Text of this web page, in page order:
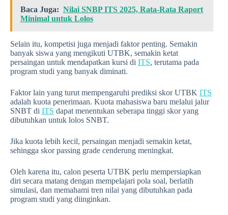
Baca Juga: Nilai SNBP ITS 2025, Rata-Rata Raport
Minimal untuk Lolos
Selain itu, kompetisi juga menjadi faktor penting. Semakin
banyak siswa yang mengikuti UTBK, semakin ketat
persaingan untuk mendapatkan kursi di ITS, terutama pada
program studi yang banyak diminati.
Faktor lain yang turut mempengaruhi prediksi skor UTBK ITS
adalah kuota penerimaan. Kuota mahasiswa baru melalui jalur
SNBT di ITS dapat menentukan seberapa tinggi skor yang
dibutuhkan untuk lolos SNBT.
Jika kuota lebih kecil, persaingan menjadi semakin ketat,
sehingga skor passing grade cenderung meningkat.
Oleh karena itu, calon peserta UTBK perlu mempersiapkan
diri secara matang dengan mempelajari pola soal, berlatih
simulasi, dan memahami tren nilai yang dibutuhkan pada
program studi yang diinginkan.